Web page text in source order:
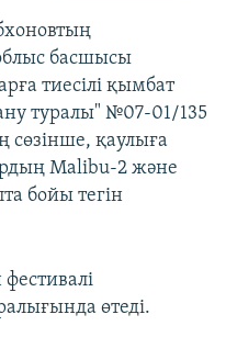
басшысы
тиесілі қымбат
туралы" №07-01/135
сөзінше, қаулыға
Malibu-2 және
бойы тегін
өтеді.